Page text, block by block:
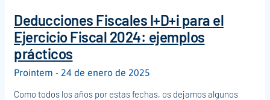
Deducciones Fiscales I+D+i para el
Ejercicio Fiscal 2024: ejemplos
prácticos
Prointem
24 de enero de 2025
Como todos los años por estas fechas, os dejamos algunos